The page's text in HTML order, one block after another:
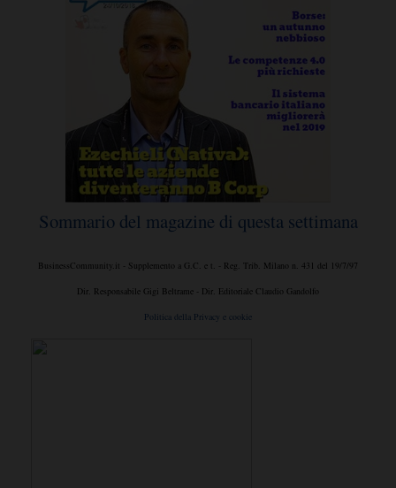
Sommario del magazine di questa settimana
BusinessCommunity.it - Supplemento a G.C. e t. - Reg. Trib. Milano n. 431 del 19/7/97
Dir. Responsabile Gigi Beltrame - Dir. Editoriale Claudio Gandolfo
Politica della Privacy e cookie